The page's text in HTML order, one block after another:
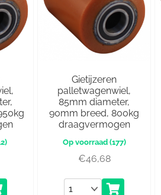
Gietijzeren
palletwagenwiel,
85mm diameter,
90mm breed, 800kg
draagvermogen
(177)
€46,68
Aantal